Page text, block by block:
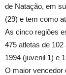
de Natação, em
(29) e tem como
As cinco regiões
475 atletas de
1994 (juvenil 1) e
O maior vencedor